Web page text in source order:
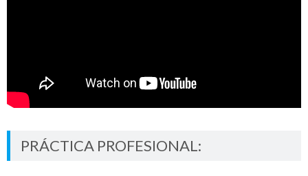
PRÁCTICA PROFESIONAL: